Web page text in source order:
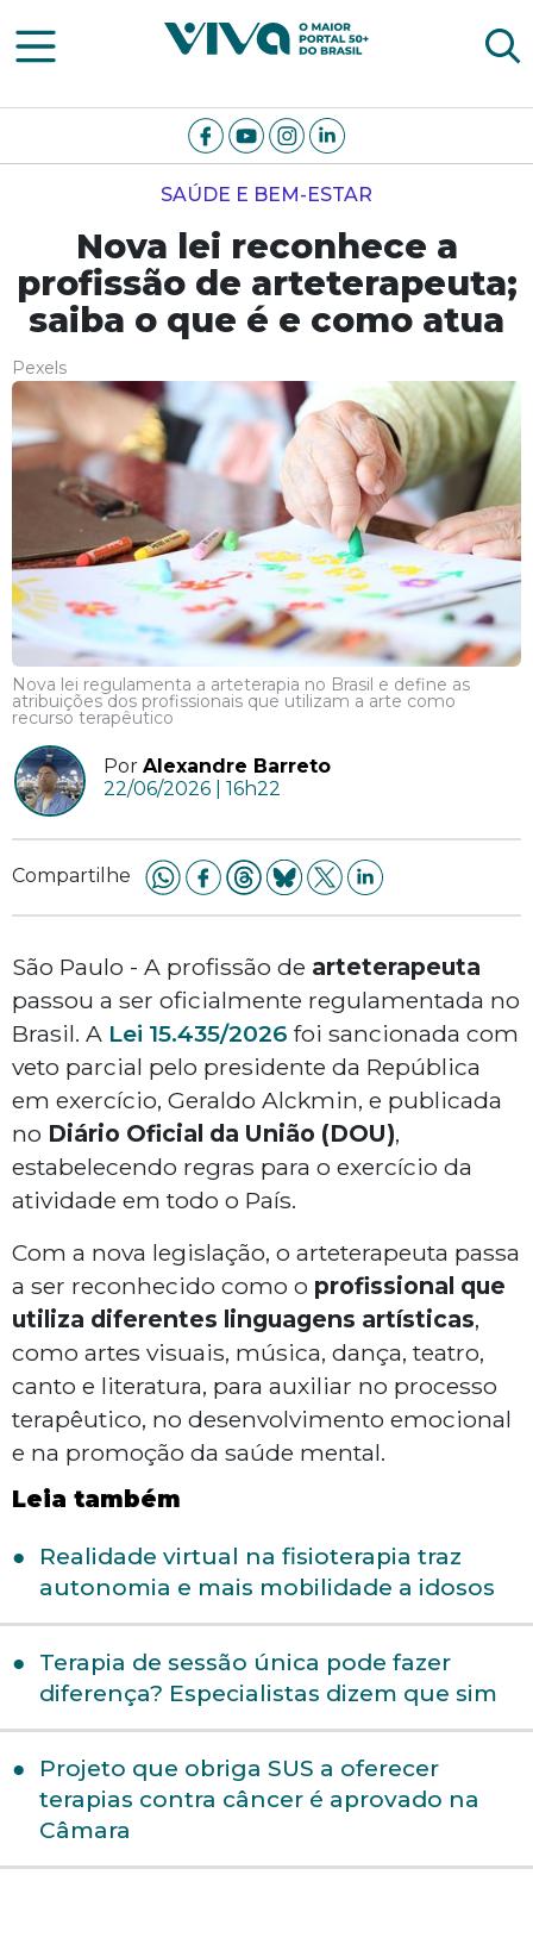
Viva Notícias
SAÚDE E BEM-ESTAR
Nova lei reconhece a
profissão de arteterapeuta;
saiba o que é e como atua
Pexels
Nova lei regulamenta a arteterapia no Brasil e define as
atribuições dos profissionais que utilizam a arte como
recurso terapêutico
Por Alexandre Barreto
22/06/2026 | 16h22
Compartilhe
São Paulo - A profissão de arteterapeuta
passou a ser oficialmente regulamentada no
Brasil. A Lei 15.435/2026 foi sancionada com
veto parcial pelo presidente da República
em exercício, Geraldo Alckmin, e publicada
no Diário Oficial da União (DOU),
estabelecendo regras para o exercício da
atividade em todo o País.
Com a nova legislação, o arteterapeuta passa
a ser reconhecido como o profissional que
utiliza diferentes linguagens artísticas,
como artes visuais, música, dança, teatro,
canto e literatura, para auxiliar no processo
terapêutico, no desenvolvimento emocional
e na promoção da saúde mental.
Leia também
Realidade virtual na fisioterapia traz
autonomia e mais mobilidade a idosos
Terapia de sessão única pode fazer
diferença? Especialistas dizem que sim
Projeto que obriga SUS a oferecer
terapias contra câncer é aprovado na
Câmara